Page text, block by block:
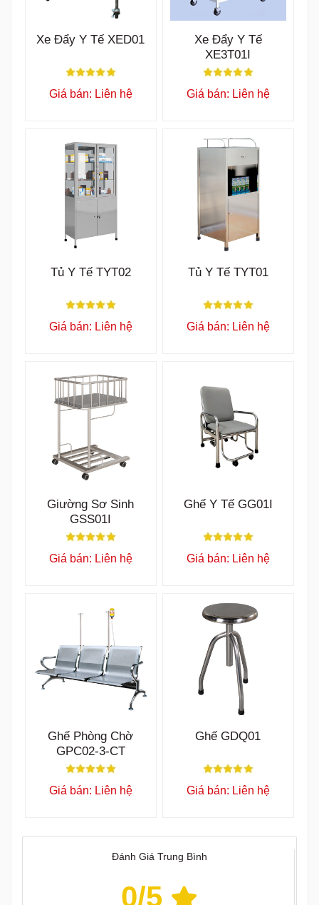
Xe Đẩy Y Tế XED01
Giá bán: Liên hệ
Xe Đẩy Y Tế
XE3T01I
Giá bán: Liên hệ
Tủ Y Tế TYT02
Giá bán: Liên hệ
Tủ Y Tế TYT01
Giá bán: Liên hệ
Giường Sơ Sinh
GSS01I
Giá bán: Liên hệ
Ghế Y Tế GG01I
Giá bán: Liên hệ
Ghế Phòng Chờ
GPC02-3-CT
Giá bán: Liên hệ
Ghế GDQ01
Giá bán: Liên hệ
Đánh Giá Trung Bình
0/5